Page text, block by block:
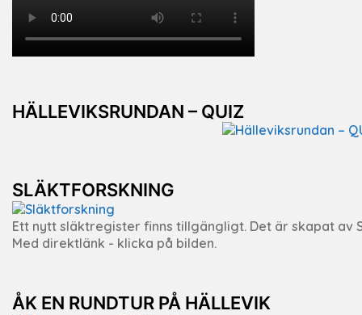
HÄLLEVIKSRUNDAN – QUIZ
SLÄKTFORSKNING
Ett nytt släktregister finns tillgängligt. Det är skapat av
Med direktlänk - klicka på bilden.
ÅK EN RUNDTUR PÅ HÄLLEVIK